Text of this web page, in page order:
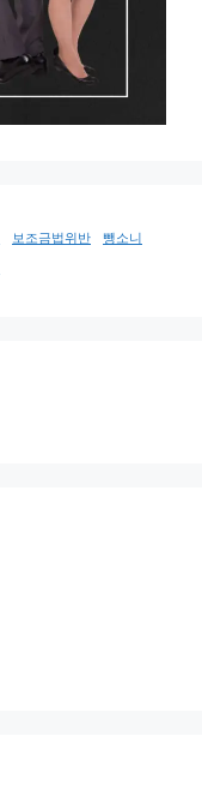
보조금법위반
뺑소니